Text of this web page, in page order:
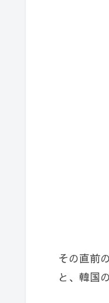
その直前
と、韓国